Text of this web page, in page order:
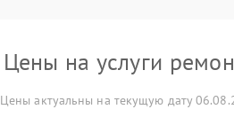
Цены на услуги
Цены актуальны на текущую дату